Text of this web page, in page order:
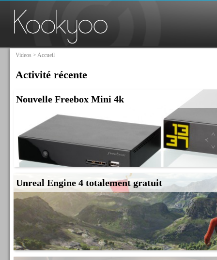
Videos > Accueil
Activité récente
Nouvelle Freebox Mini 4k
Unreal Engine 4 totalement gratuit